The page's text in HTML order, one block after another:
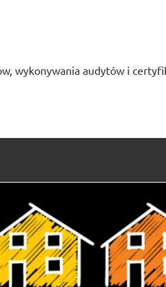
wykonywania audytów i